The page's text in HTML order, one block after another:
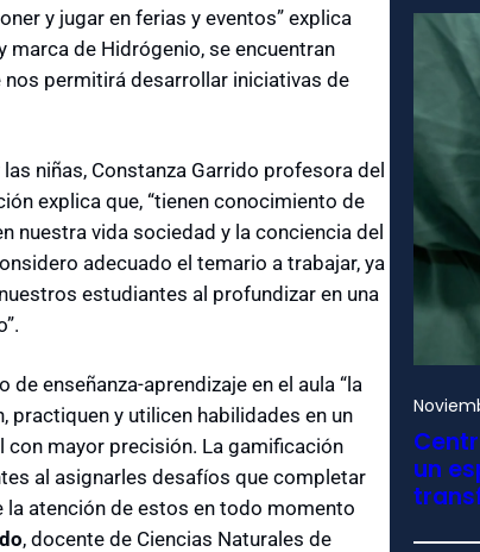
y jugar en ferias y eventos” explica
marca de Hidrógenio, se encuentran
permitirá desarrollar iniciativas de
niñas, Constanza Garrido profesora del
explica que, “tienen conocimiento de
nuestra vida sociedad y la conciencia del
adecuado el temario a trabajar, ya
estudiantes al profundizar en una
enseñanza-aprendizaje en el aula “la
y utilicen habilidades en un
con mayor precisión. La gamificación
al asignarles desafíos que completar
la atención de estos en todo momento
, docente de Ciencias Naturales de
un